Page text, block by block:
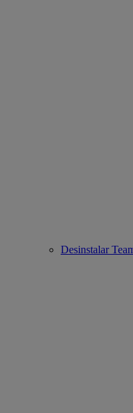
Desinstalar